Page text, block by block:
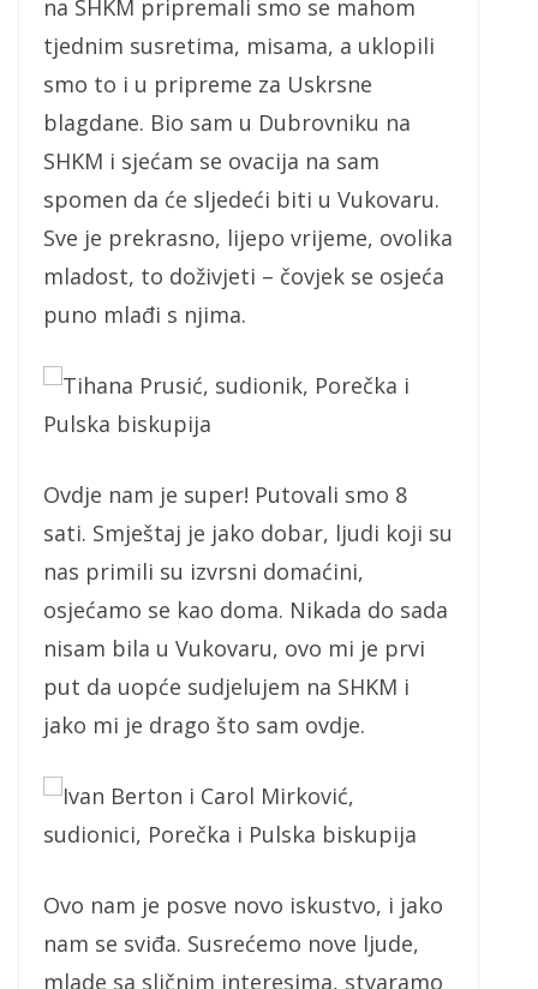
na SHKM pripremali smo se mahom
tjednim susretima, misama, a uklopili
smo to i u pripreme za Uskrsne
blagdane. Bio sam u Dubrovniku na
SHKM i sjećam se ovacija na sam
spomen da će sljedeći biti u Vukovaru.
Sve je prekrasno, lijepo vrijeme, ovolika
mladost, to doživjeti – čovjek se osjeća
puno mlađi s njima.
Tihana Prusić, sudionik, Porečka i
Pulska biskupija
Ovdje nam je super! Putovali smo 8
sati. Smještaj je jako dobar, ljudi koji su
nas primili su izvrsni domaćini,
osjećamo se kao doma. Nikada do sada
nisam bila u Vukovaru, ovo mi je prvi
put da uopće sudjelujem na SHKM i
jako mi je drago što sam ovdje.
Ivan Berton i Carol Mirković,
sudionici, Porečka i Pulska biskupija
Ovo nam je posve novo iskustvo, i jako
nam se sviđa. Susrećemo nove ljude,
mlade sa sličnim interesima, stvaramo